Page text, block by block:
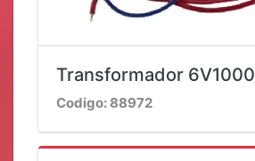
Transformador 6V1000
Codigo: 88972